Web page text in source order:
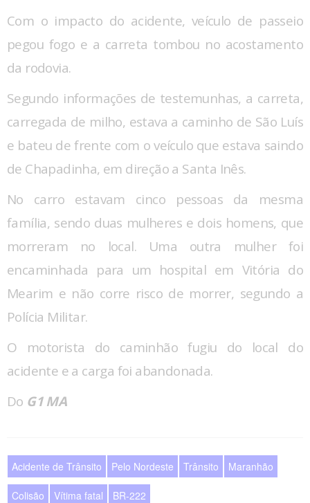
Com o impacto do acidente, veículo de passeio
pegou fogo e a carreta tombou no acostamento
da rodovia.
Segundo informações de testemunhas, a carreta,
carregada de milho, estava a caminho de São Luís
e bateu de frente com o veículo que estava saindo
de Chapadinha, em direção a Santa Inês.
No carro estavam cinco pessoas da mesma
família, sendo duas mulheres e dois homens, que
morreram no local. Uma outra mulher foi
encaminhada para um hospital em Vitória do
Mearim e não corre risco de morrer, segundo a
Polícia Militar.
O motorista do caminhão fugiu do local do
acidente e a carga foi abandonada.
Do G1 MA
Acidente de Trânsito Pelo Nordeste Trânsito Maranhão
Colisão Vítima fatal BR-222